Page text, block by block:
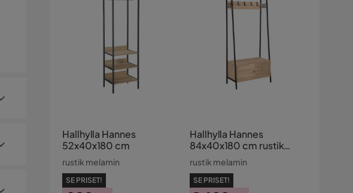
Hallhylla Hannes
52x40x180 cm
rustik melamin
SE PRISET!
Hallhylla Hannes
84x40x180 cm rustik
melamin med låda
rustik melamin
SE PRISET!